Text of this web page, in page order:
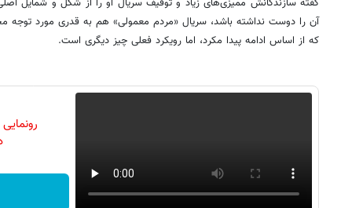
گفته سازندگانش ممیزی‌های زیاد و توقیف سریال او را از شکل و
آن را دوست نداشته باشد، سریال «مردم معمولی» هم به قدری مورد توجه
که از اساس ادامه پیدا مکرد، اما رویکرد فعلی چیز دیگری است.